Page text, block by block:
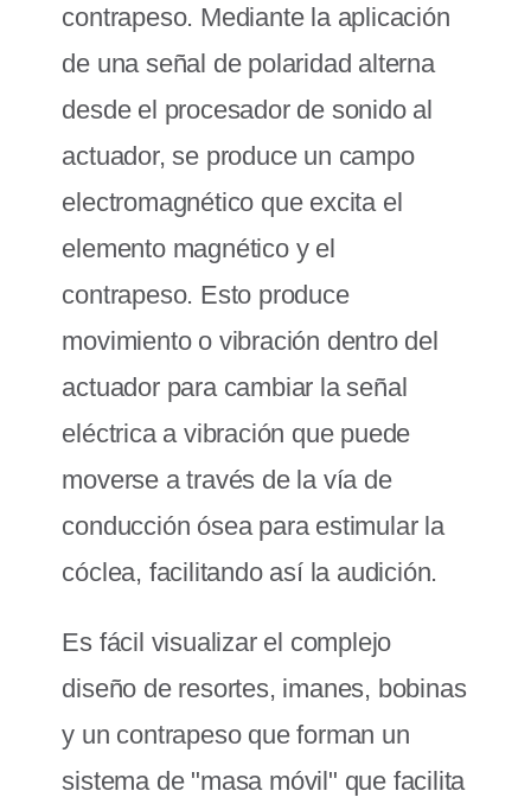
contrapeso. Mediante la aplicación
de una señal de polaridad alterna
desde el procesador de sonido al
actuador, se produce un campo
electromagnético que excita el
elemento magnético y el
contrapeso. Esto produce
movimiento o vibración dentro del
actuador para cambiar la señal
eléctrica a vibración que puede
moverse a través de la vía de
conducción ósea para estimular la
cóclea, facilitando así la audición.
Es fácil visualizar el complejo
diseño de resortes, imanes, bobinas
y un contrapeso que forman un
sistema de "masa móvil" que facilita